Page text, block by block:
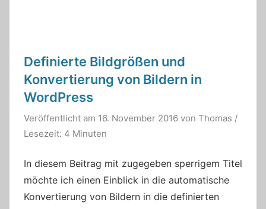
Definierte Bildgrößen und
Konvertierung von Bildern in
WordPress
Veröffentlicht am 16. November 2016 von Thomas /
Lesezeit: 4 Minuten
In diesem Beitrag mit zugegeben sperrigem Titel
möchte ich einen Einblick in die automatische
Konvertierung von Bildern in die definierten